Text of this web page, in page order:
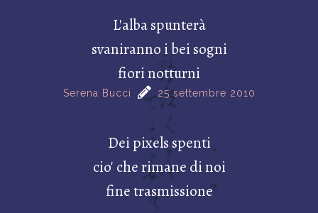
L'alba spunterà
svaniranno i bei sogni
fiori notturni
Serena Bucci 25 settembre 2010
Dei pixels spenti
cio' che rimane di noi
fine trasmissione